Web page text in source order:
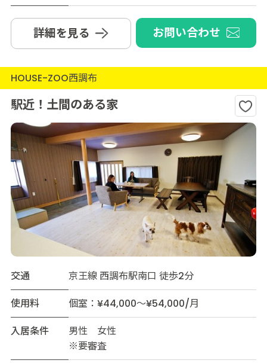
詳細を見る お問い合わせ
HOUSE-ZOO西調布
駅近！土間のある家
交通
京王線 西調布駅南口 徒歩2分
使用料
個室：¥44,000～¥54,000/月
入居条件
男性 女性
※要審査